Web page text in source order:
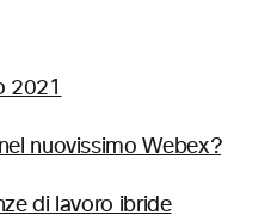
2021
nuovissimo Webex?
di lavoro ibride